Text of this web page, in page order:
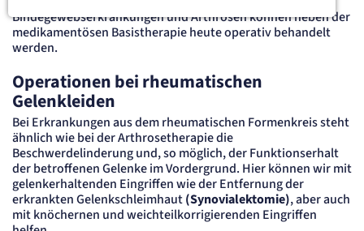
Bindegewebserkrankungen und Arthrosen können neben der
medikamentösen Basistherapie heute operativ behandelt
werden.
Operationen bei rheumatischen
Gelenkleiden
Bei Erkrankungen aus dem rheumatischen Formenkreis steht
ähnlich wie bei der Arthrosetherapie die
Beschwerdelinderung und, so möglich, der Funktionserhalt
der betroffenen Gelenke im Vordergrund. Hier können wir mit
gelenkerhaltenden Eingriffen wie der Entfernung der
erkrankten Gelenkschleimhaut(Synovialektomie), aber auch
mit knöchernen und weichteilkorrigierenden Eingriffen
Notwendige Cookies ermöglichen
grundlegende Funktionen und sind für
die einwandfreie Funktion der Website
erforderlich.
etracker Sitzungs-Cookie
Name:
et_oi_v2
Anbieter:
etracker GmbH
Zweck:
Opt-In Cookie speichert die Entscheidung des Besuchers, wenn auf der Seite des
Kunden das Tracking Opt-In ausgespielt wird. Wird auch für ein eventuelles Opt-Out